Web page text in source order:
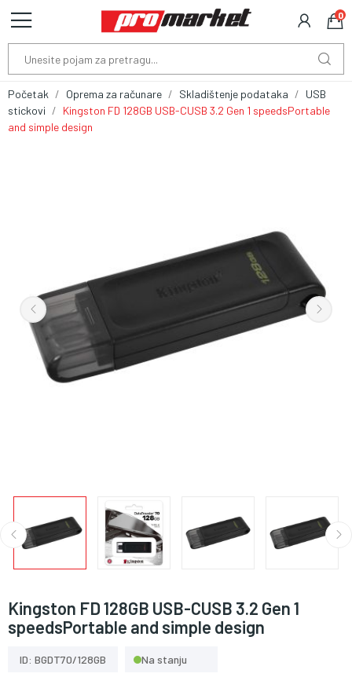
0
Početak Oprema za računare Skladištenje podataka
USB
stickovi
Kingston FD 128GB USB-CUSB 3.2 Gen 1 speedsPortable
and simple design
Kingston FD 128GB USB-CUSB 3.2 Gen 1
speedsPortable and simple design
ID: BGDT70/128GB Na stanju